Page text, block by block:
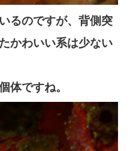
るのですが、背側突
かわいい系は少ない
体ですね。